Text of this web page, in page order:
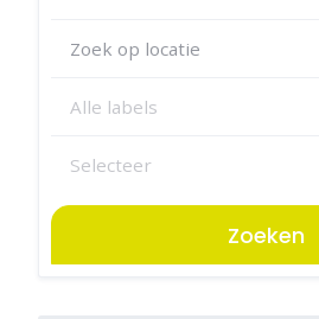
Alle labels
Selecteer
Zoeken